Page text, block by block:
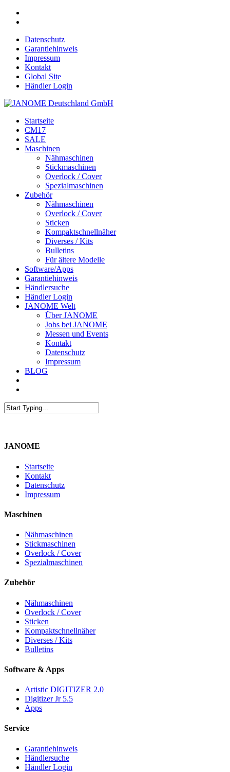
Datenschutz
Garantiehinweis
Impressum
Kontakt
Global Site
Händler Login
Startseite
CM17
SALE
Maschinen
Nähmaschinen
Stickmaschinen
Overlock / Cover
Spezialmaschinen
Zubehör
Nähmaschinen
Overlock / Cover
Sticken
Kompaktschnellnäher
Diverses / Kits
Bulletins
Für ältere Modelle
Software/Apps
Garantiehinweis
Händlersuche
Händler Login
JANOME Welt
Über JANOME
Jobs bei JANOME
Messen und Events
Kontakt
Datenschutz
Impressum
BLOG
JANOME
Startseite
Kontakt
Datenschutz
Impressum
Maschinen
Nähmaschinen
Stickmaschinen
Overlock / Cover
Spezialmaschinen
Zubehör
Nähmaschinen
Overlock / Cover
Sticken
Kompaktschnellnäher
Diverses / Kits
Bulletins
Software & Apps
Artistic DIGITIZER 2.0
Digitizer Jr 5.5
Apps
Service
Garantiehinweis
Händlersuche
Händler Login